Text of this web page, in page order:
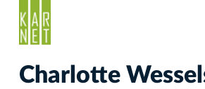
Charlotte